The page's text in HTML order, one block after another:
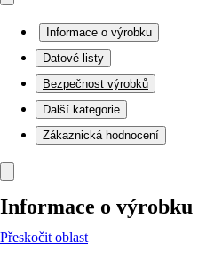
Informace o výrobku
Datové listy
Bezpečnost výrobků
Další kategorie
Zákaznická hodnocení
Informace o výrobku
Přeskočit oblast